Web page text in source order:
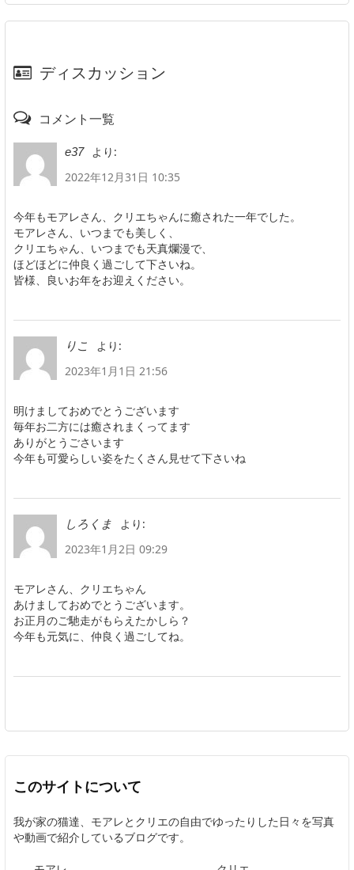
ディスカッション
コメント一覧
e37
より:
2022年12月31日 10:35
今年もモアレさん、クリエちゃんに癒された一年でした。
モアレさん、いつまでも美しく、
クリエちゃん、いつまでも天真爛漫で、
ほどほどに仲良く過ごして下さいね。
皆様、良いお年をお迎えください。
りこ
より:
2023年1月1日 21:56
明けましておめでとうございます
毎年お二方には癒されまくってます
ありがとうごさいます
今年も可愛らしい姿をたくさん見せて下さいね
しろくま
より:
2023年1月2日 09:29
モアレさん、クリエちゃん
あけましておめでとうございます。
お正月のご馳走がもらえたかしら？
今年も元気に、仲良く過ごしてね。
このサイトについて
我が家の猫達、モアレとクリエの自由でゆったりした日々を写真
や動画で紹介しているブログです。